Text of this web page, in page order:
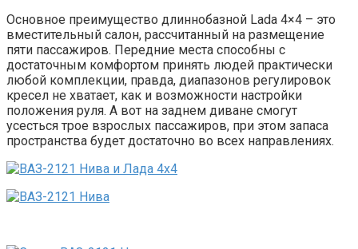
Основное преимущество длиннобазной Lada 4×4 – это
вместительный салон, рассчитанный на размещение
пяти пассажиров. Передние места способны с
достаточным комфортом принять людей практически
любой комплекции, правда, диапазонов регулировок
кресел не хватает, как и возможности настройки
положения руля. А вот на заднем диване смогут
усесться трое взрослых пассажиров, при этом запаса
пространства будет достаточно во всех направлениях.